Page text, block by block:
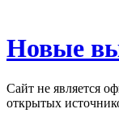
Новые
Сайт не является
открытых